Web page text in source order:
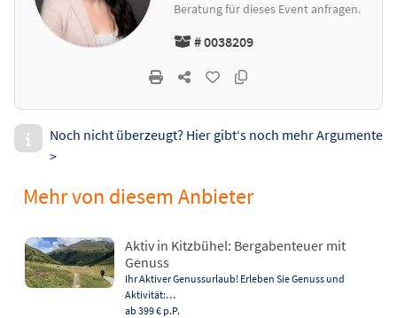
Beratung für dieses Event anfragen.
# 0038209
Noch nicht überzeugt? Hier gibt‘s noch mehr Argumente
>
Mehr von diesem Anbieter
Aktiv in Kitzbühel: Bergabenteuer mit
Genuss
Ihr Aktiver Genussurlaub! Erleben Sie Genuss und
Aktivität:…
ab 399 € p.P.